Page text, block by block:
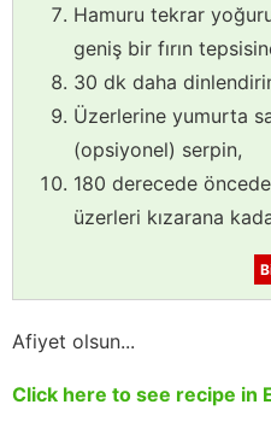
Hamuru tekrar
geniş bir fırın
30 dk daha
Üzerlerine yumurta
(opsiyonel) serpin,
180 derecede
üzerleri kızarana
Afiyet olsun...
Click here to see recipe in